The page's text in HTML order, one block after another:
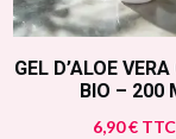
GEL D’ALOE
BIO – 200
6,90€ TTC